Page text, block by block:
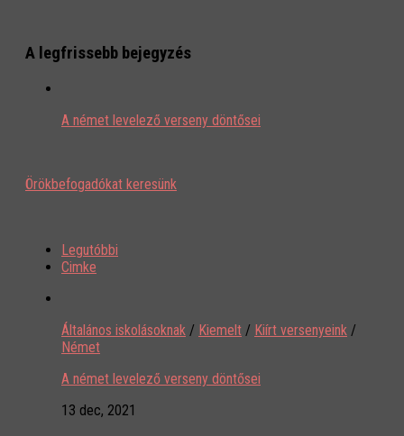
A legfrissebb bejegyzés
A német levelező verseny döntősei
Örökbefogadókat keresünk
Legutóbbi
Cimke
Általános iskolásoknak / Kiemelt / Kiírt versenyeink /
Német
A német levelező verseny döntősei
13 dec, 2021